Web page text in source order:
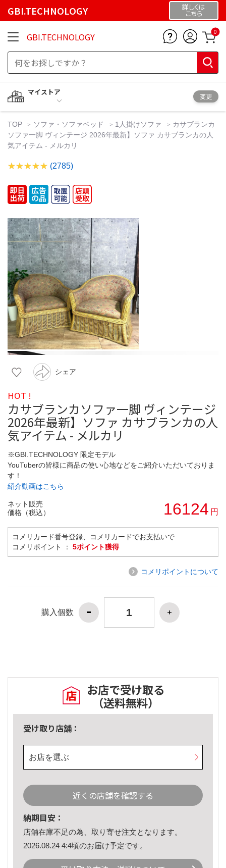
GBI.TECHNOLOGY 詳しくは
こちら
GBI.TECHNOLOGY 0
マイストア
変更
TOP ソファ・ソファベッド 1人掛けソファ
カサブランカ
ソファ一脚 ヴィンテージ 2026年最新】ソファ カサブランカの人
気アイテム - メルカリ
(2785)
シェア
HOT !
カサブランカソファ一脚 ヴィンテージ
2026年最新】ソファ カサブランカの人
気アイテム - メルカリ
※GBI.TECHNOLOGY 限定モデル
YouTuberの皆様に商品の使い心地などをご紹介いただいておりま
す！
紹介動画はこちら
ネット販売
価格（税込）
16124 円
コメリカード番号登録、コメリカードでお支払いで
コメリポイント ： 5ポイント獲得
コメリポイントについて
購入個数
お店で受け取る
（送料無料）
受け取り店舗：
お店を選ぶ
近くの店舗を確認する
納期目安：
店舗在庫不足の為、取り寄せ注文となります。
2026.08.24 4:4頃のお届け予定です。